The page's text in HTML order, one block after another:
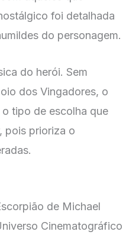
foi detalhada
do personagem.
do herói. Sem
dos Vingadores, o
tipo de escolha que
pois prioriza o
de Michael
Cinematográfico